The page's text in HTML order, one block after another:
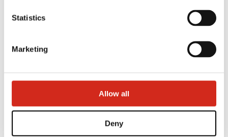
Statistics
Marketing
Allow all
Deny